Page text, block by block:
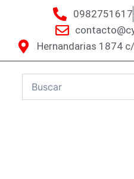
0982751617
Hernandarias 1874